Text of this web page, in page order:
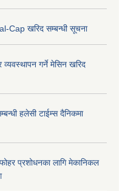
Cap खरिद सम्बन्धी सूचना
व्यवस्थापन गर्ने मेसिन खरिद
हलेसी टाईम्स दैनिकमा
प्रशोधनका लागि मेकानिकल